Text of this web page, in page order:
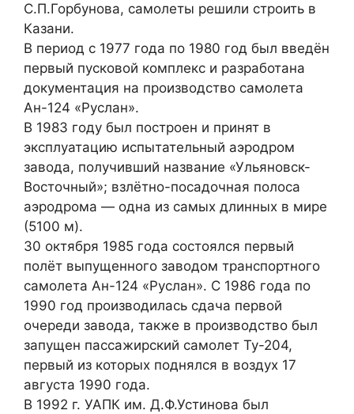
С.П.Горбунова, самолеты решили строить в
Казани.
В период с 1977 года по 1980 год был введён
первый пусковой комплекс и разработана
документация на производство самолета
Ан-124 «Руслан».
В 1983 году был построен и принят в
эксплуатацию испытательный аэродром
завода, получивший название «Ульяновск-
Восточный»; взлётно-посадочная полоса
аэродрома — одна из самых длинных в мире
(5100 м).
30 октября 1985 года состоялся первый
полёт выпущенного заводом транспортного
самолета Ан-124 «Руслан». С 1986 года по
1990 год производилась сдача первой
очереди завода, также в производство был
запущен пассажирский самолет Ту-204,
первый из которых поднялся в воздух 17
августа 1990 года.
В 1992 г. УАПК им. Д.Ф.Устинова был